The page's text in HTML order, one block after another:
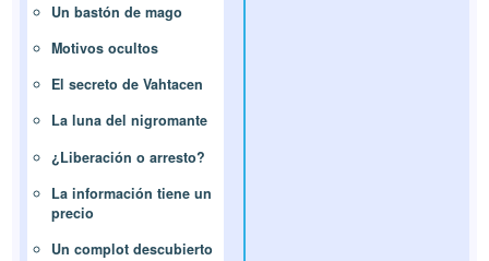
Un bastón de mago
Motivos ocultos
El secreto de Vahtacen
La luna del nigromante
¿Liberación o arresto?
La información tiene un
precio
Un complot descubierto